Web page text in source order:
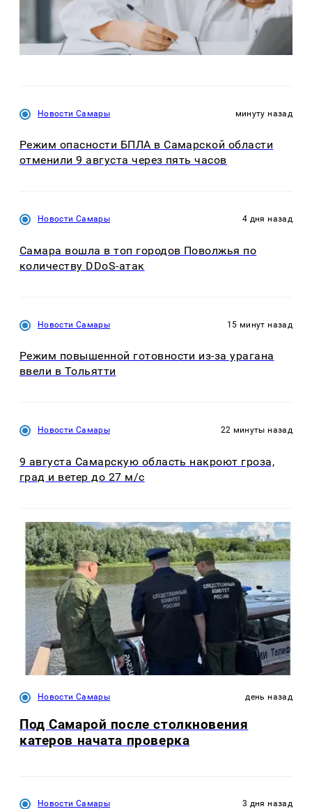
Новости Самары минуту назад
Режим опасности БПЛА в Самарской области
отменили 9 августа через пять часов
Новости Самары 4 дня назад
Самара вошла в топ городов Поволжья по
количеству DDoS-атак
Новости Самары 15 минут назад
Режим повышенной готовности из-за урагана
ввели в Тольятти
Новости Самары 22 минуты назад
9 августа Самарскую область накроют гроза,
град и ветер до 27 м/с
Новости Самары день назад
Под Самарой после столкновения
катеров начата проверка
Новости Самары 3 дня назад